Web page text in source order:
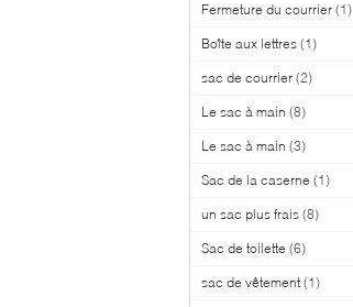
Fermeture du courrier (1)
Boîte aux lettres (1)
sac de courrier (2)
Le sac à main (8)
Le sac à main (3)
Sac de la caserne (1)
un sac plus frais (8)
Sac de toilette (6)
sac de vêtement (1)